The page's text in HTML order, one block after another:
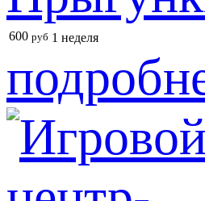
600 руб 1 неделя